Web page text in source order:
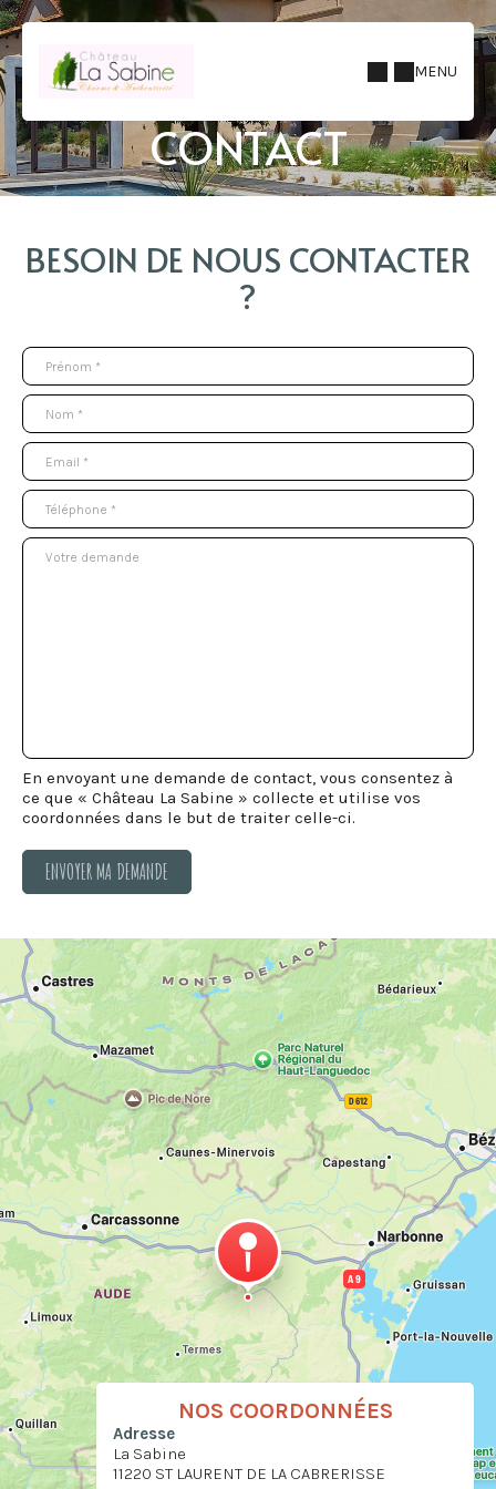
MENU
CONTACT
BESOIN DE NOUS CONTACTER
?
En envoyant une demande de contact, vous consentez à
ce que « Château La Sabine » collecte et utilise vos
coordonnées dans le but de traiter celle-ci.
NOS COORDONNÉES
Adresse
La Sabine
11220 ST LAURENT DE LA CABRERISSE